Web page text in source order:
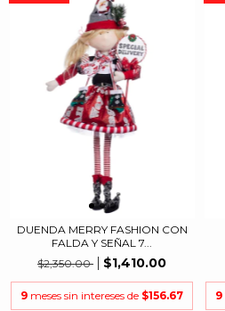
DUENDA MERRY FASHION CON
FALDA Y SEÑAL 7...
$2,350.00
$1,410.00
9 meses sin intereses de $156.67 9